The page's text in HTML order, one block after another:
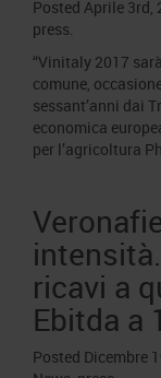
Posted Aprile 3rd,
press.
“Vinitaly 2017
comune,
sessant’anni dai
economica
per l’agricoltura
ricavi a
Ebitda a
Posted Dicembre